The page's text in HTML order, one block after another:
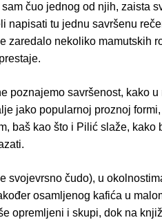
čuo jednog od njih, zaista
napisati tu jednu savršenu
zaredalo nekoliko mamutskih
poznajemo savršenost, kako u
jako popularnoj proznoj
baš kao što i Pilić slaže, kako
svojevrsno čudo), u
osamljenog kafića u
opremljeni i skupi, dok na